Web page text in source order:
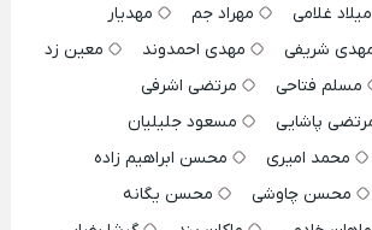
میلاد غلامی مهراد جم
مهدیار
شریفی مهدی احمدوند
معین زد
مسلم فتاحی
مرتضی اشرفی
پاشایی
مسعود جلیلیان
محمد امیری
محسن ابراهیم زاده
محسن چاوشی
محسن یگانه